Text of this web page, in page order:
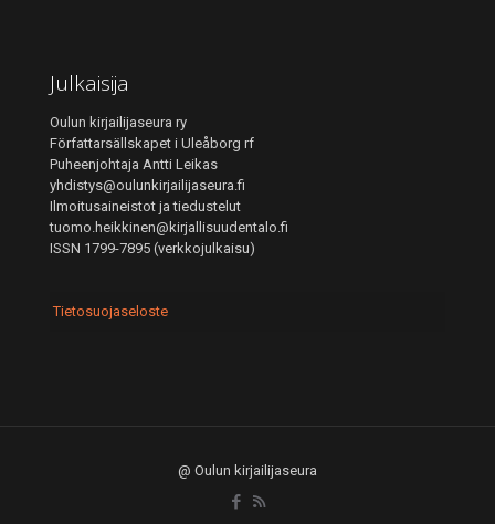
Julkaisija
Oulun kirjailijaseura ry
Författarsällskapet i Uleåborg rf
Puheenjohtaja Antti Leikas
yhdistys@oulunkirjailijaseura.fi
Ilmoitusaineistot ja tiedustelut
tuomo.heikkinen@kirjallisuudentalo.fi
ISSN 1799-7895 (verkkojulkaisu)
Tietosuojaseloste
@ Oulun kirjailijaseura